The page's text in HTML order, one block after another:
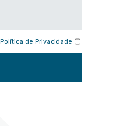
Política de Privacidade